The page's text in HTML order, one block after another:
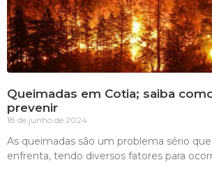
Queimadas em Cotia; saiba
prevenir
18 de junho de 2024
As queimadas são um problema sério
enfrenta, tendo diversos fatores para